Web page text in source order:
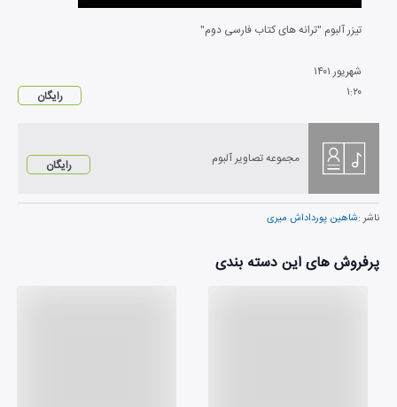
تیزر آلبوم "ترانه های کتاب فارسی دوم"
شهریور ۱۴۰۱
۱:۲۰ رایگان
مجموعه تصاویر آلبوم رایگان
ناشر :شاهین پورداداش میری
پرفروش های این دسته بندی